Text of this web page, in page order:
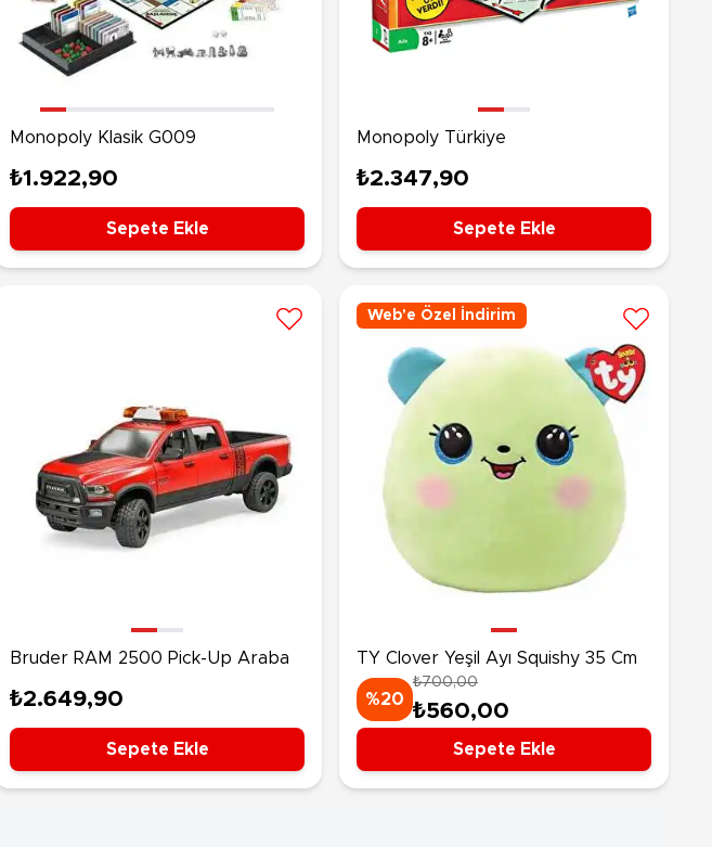
Monopoly Klasik G009
₺1.922,90
Sepete Ekle
Monopoly Türkiye
₺2.347,90
Sepete Ekle
Bruder RAM 2500 Pick-Up Araba
₺2.649,90
Sepete Ekle
Web'e Özel İndirim
TY Clover Yeşil Ayı Squishy 35 Cm
%20
₺700,00
₺560,00
Sepete Ekle